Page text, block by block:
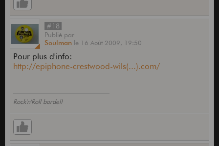
#18
Publié par
Soulman le 16 Août 2009, 19:50
Pour plus d'info:
http://epiphone-crestwood-wils(...).com/
Rock'n'Roll bordel!